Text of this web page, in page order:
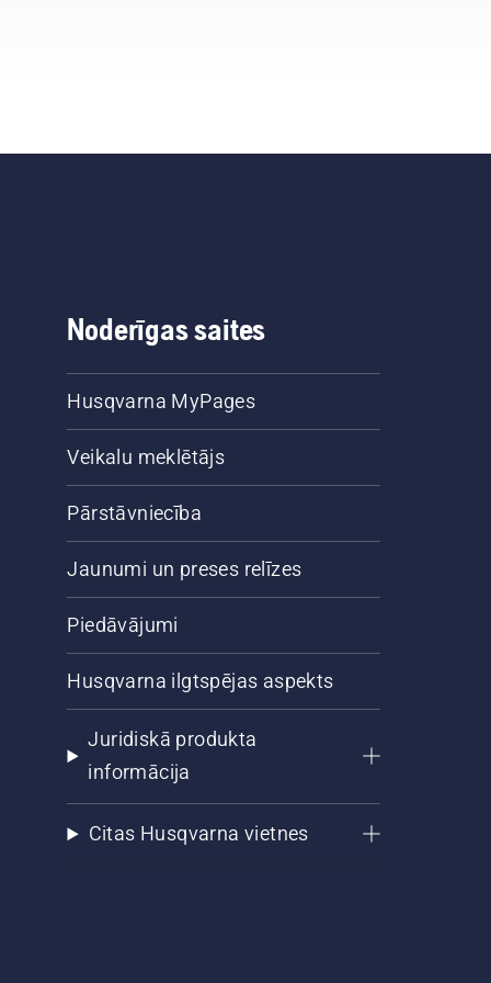
Noderīgas saites
Husqvarna MyPages
Veikalu meklētājs
Pārstāvniecība
Jaunumi un preses relīzes
Piedāvājumi
Husqvarna ilgtspējas aspekts
Juridiskā produkta
informācija
Citas Husqvarna vietnes